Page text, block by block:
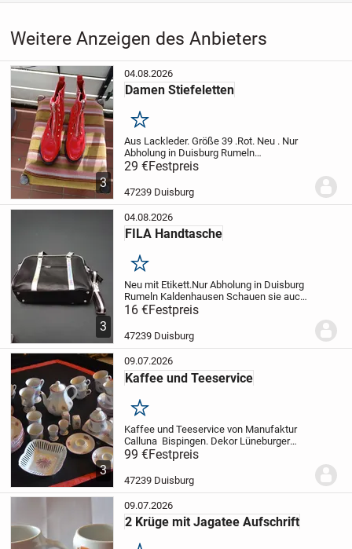
Weitere Anzeigen des Anbieters
3
04.08.2026
Damen Stiefeletten
Merken
Aus Lackleder. Größe 39 .Rot. Neu . Nur
Abholung in Duisburg Rumeln
Kaldenhausen Schauen sie auch meine
anderen Artikel an.
29 €Festpreis
47239 Duisburg
3
04.08.2026
FILA Handtasche
Merken
Neu mit Etikett.Nur Abholung in Duisburg
Rumeln Kaldenhausen Schauen sie auch
meine anderen Artikel an.
16 €Festpreis
47239 Duisburg
3
09.07.2026
Kaffee und Teeservice
Merken
Kaffee und Teeservice von Manufaktur
Calluna Bispingen. Dekor Lüneburger
Heide. Insgesamt 43 Teile.Nur Abholung
in 47239 Duisburg, Rumeln-
Kaldenhausen.
99 €Festpreis
47239 Duisburg
09.07.2026
2 Krüge mit Jagatee Aufschrift